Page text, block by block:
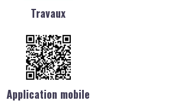
Travaux
Application mobile